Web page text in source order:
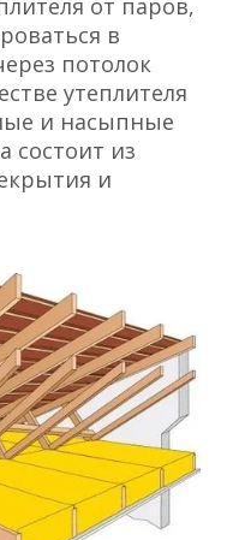
от паров,
в
потолок
утеплителя
и насыпные
состоит из
и